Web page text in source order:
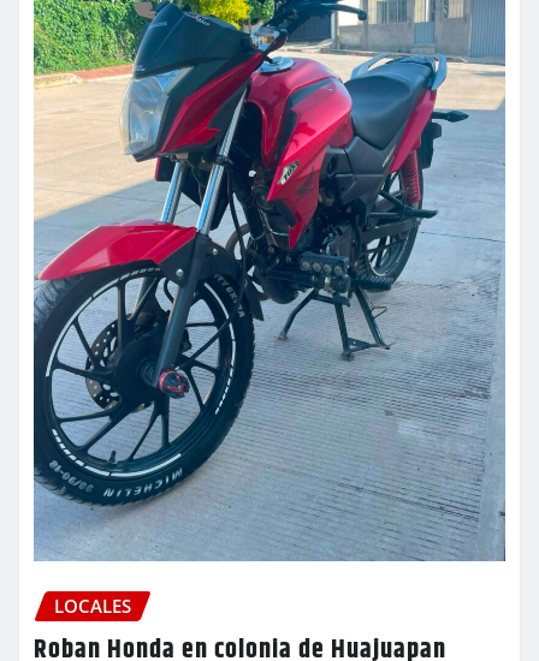
LOCALES
Roban Honda en colonia de Huajuapan